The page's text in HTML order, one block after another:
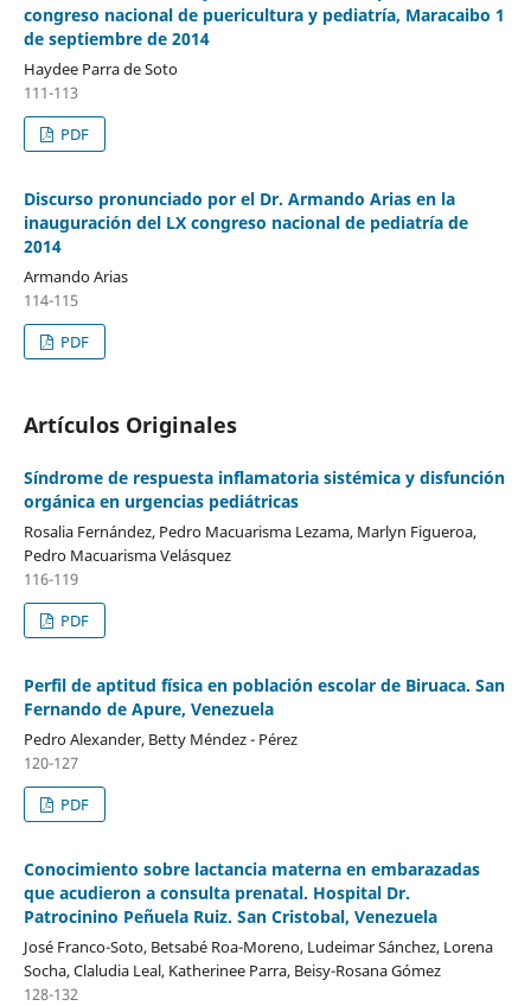
congreso nacional de puericultura y pediatría, Maracaibo 1
de septiembre de 2014
Haydee Parra de Soto
111-113
PDF
Discurso pronunciado por el Dr. Armando Arias en la
inauguración del LX congreso nacional de pediatría de
2014
Armando Arias
114-115
PDF
Artículos Originales
Síndrome de respuesta inflamatoria sistémica y disfunción
orgánica en urgencias pediátricas
Rosalia Fernández, Pedro Macuarisma Lezama, Marlyn Figueroa,
Pedro Macuarisma Velásquez
116-119
PDF
Perfil de aptitud física en población escolar de Biruaca. San
Fernando de Apure, Venezuela
Pedro Alexander, Betty Méndez - Pérez
120-127
PDF
Conocimiento sobre lactancia materna en embarazadas
que acudieron a consulta prenatal. Hospital Dr.
Patrocinino Peñuela Ruiz. San Cristobal, Venezuela
José Franco-Soto, Betsabé Roa-Moreno, Ludeimar Sánchez, Lorena
Socha, Claludia Leal, Katherinee Parra, Beisy-Rosana Gómez
128-132